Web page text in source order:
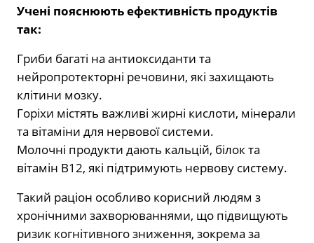
Учені пояснюють ефективність продуктів
так:
Гриби багаті на антиоксиданти та
нейропротекторні речовини, які захищають
клітини мозку.
Горіхи містять важливі жирні кислоти, мінерали
та вітаміни для нервової системи.
Молочні продукти дають кальцій, білок та
вітамін B12, які підтримують нервову систему.
Такий раціон особливо корисний людям з
хронічними захворюваннями, що підвищують
ризик когнітивного зниження, зокрема за